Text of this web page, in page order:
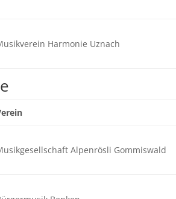
Harmonie Uznach
Alpenrösli Gommiswald